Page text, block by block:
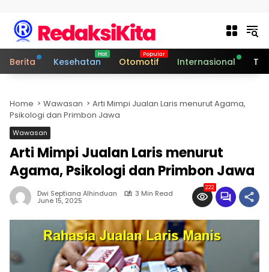
Berita Kesehatan Otomotif Internasional
Home Wawasan
Arti Mimpi Jualan Laris menurut Agama,
Psikologi dan Primbon Jawa
Wawasan
Arti Mimpi Jualan Laris menurut
Agama, Psikologi dan Primbon Jawa
Dwi Septiana Alhinduan 3 Min Read
June 15, 2025
222